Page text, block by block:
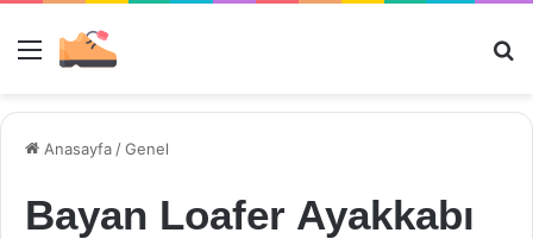
Menü
Anasayfa /Genel
Bayan Loafer Ayakkabı